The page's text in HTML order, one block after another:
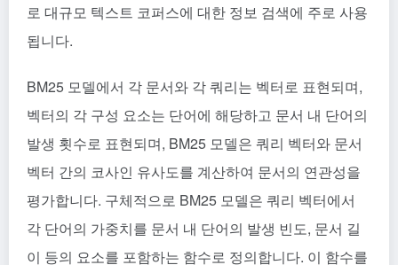
로 대규모 텍스트 코퍼스에 대한 정보 검색에 주로 사용
됩니다.
BM25 모델에서 각 문서와 각 쿼리는 벡터로 표현되며,
벡터의 각 구성 요소는 단어에 해당하고 문서 내 단어의
발생 횟수로 표현되며, BM25 모델은 쿼리 벡터와 문서
벡터 간의 코사인 유사도를 계산하여 문서의 연관성을
평가합니다. 구체적으로 BM25 모델은 쿼리 벡터에서
각 단어의 가중치를 문서 내 단어의 발생 빈도, 문서 길
이 등의 요소를 포함하는 함수로 정의합니다. 이 함수를